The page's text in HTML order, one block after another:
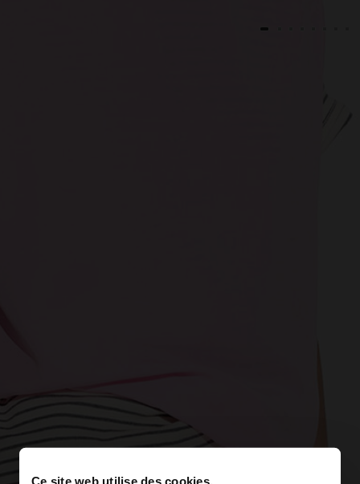
Ce site web utilise des cookies.